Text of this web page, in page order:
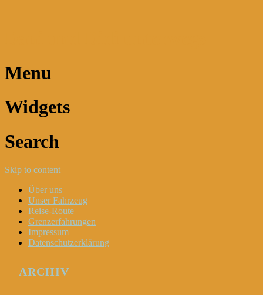
Menu
Widgets
Search
Skip to content
Über uns
Unser Fahrzeug
Reise-Route
Grenzerfahrungen
Impressum
Datenschutzerklärung
ARCHIV